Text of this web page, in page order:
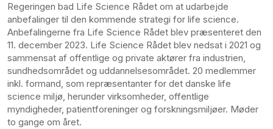
Regeringen bad Life Science Rådet om at udarbejde
anbefalinger til den kommende strategi for life science.
Anbefalingerne fra Life Science Rådet blev præsenteret den
11. december 2023. Life Science Rådet blev nedsat i 2021 og
sammensat af offentlige og private aktører fra industrien,
sundhedsområdet og uddannelsesområdet. 20 medlemmer
inkl. formand, som repræsentanter for det danske life
science miljø, herunder virksomheder, offentlige
myndigheder, patientforeninger og forskningsmiljøer. Møder
to gange om året.